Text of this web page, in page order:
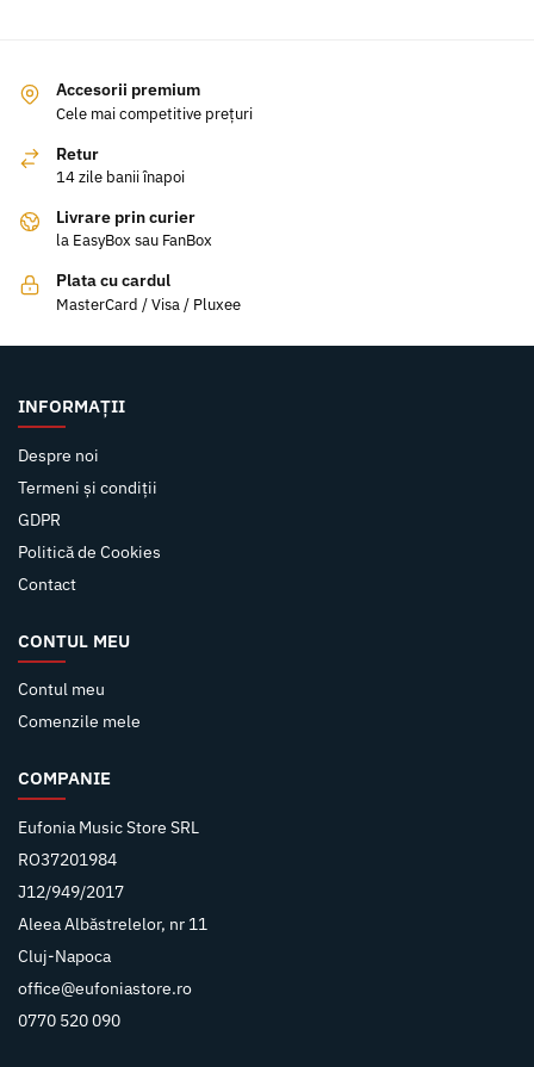
Accesorii premium
Cele mai competitive prețuri
Retur
14 zile banii înapoi
Livrare prin curier
la EasyBox sau FanBox
Plata cu cardul
MasterCard / Visa / Pluxee
INFORMAȚII
Despre noi
Termeni și condiții
GDPR
Politică de Cookies
Contact
CONTUL MEU
Contul meu
Comenzile mele
COMPANIE
Eufonia Music Store SRL
RO37201984
J12/949/2017
Aleea Albăstrelelor, nr 11
Cluj-Napoca
office@eufoniastore.ro
0770 520 090